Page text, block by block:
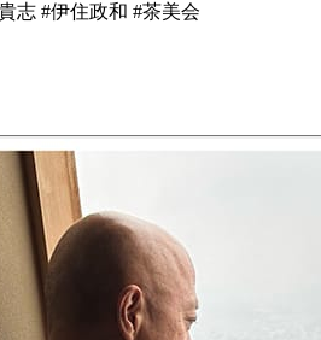
志 #伊住政和 #茶美会